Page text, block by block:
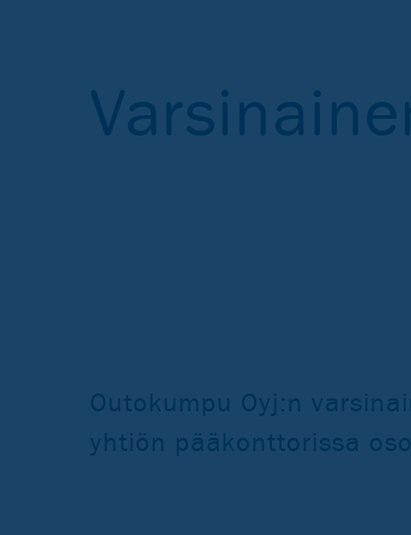
Outokumpu Oyj:n
yhtiön pääkonttorissa